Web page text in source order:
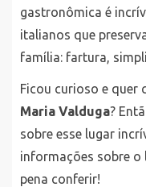
gastronômica é
italianos que
família: fartura,
Ficou curioso e quer
Maria Valduga?
sobre esse lugar
informações sobre o
pena conferir!